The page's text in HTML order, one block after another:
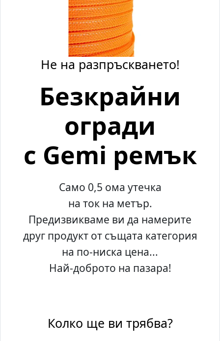
Не на разпръскването!
Безкрайни
огради
с Gemi ремък
Само 0,5 ома утечка
на ток на метър.
Предизвикваме ви да намерите
друг продукт от същата категория
на по-ниска цена...
Най-доброто на пазара!
Колко ще ви трябва?